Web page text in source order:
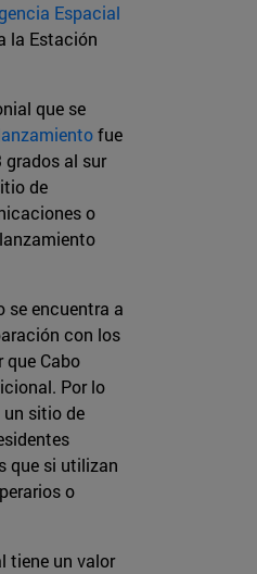
Espacial
la Estación
que se
fue
grados al sur
de
o
se encuentra a
con los
que Cabo
Por lo
sitio de
que si utilizan
o
tiene un valor